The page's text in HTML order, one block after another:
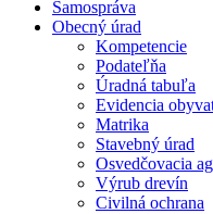
Samospráva
Obecný úrad
Kompetencie
Podateľňa
Úradná tabuľa
Evidencia
Matrika
Stavebný úrad
Osvedčovacia
Výrub drevín
Civilná ochrana